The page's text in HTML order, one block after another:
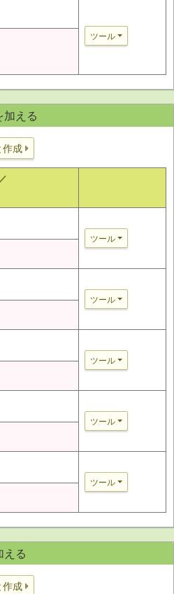
ツール
加える
作成
ツール
ツール
ツール
ツール
ツール
える
作成